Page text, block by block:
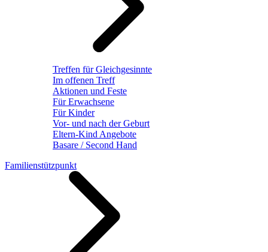
Treffen für Gleichgesinnte
Im offenen Treff
Aktionen und Feste
Für Erwachsene
Für Kinder
Vor- und nach der Geburt
Eltern-Kind Angebote
Basare / Second Hand
Familienstützpunkt